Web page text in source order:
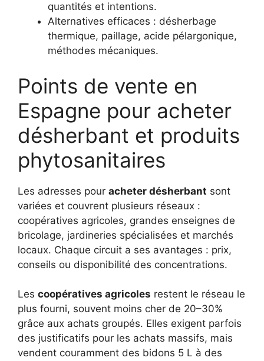
quantités et intentions.
Alternatives efficaces : désherbage
thermique, paillage, acide pélargonique,
méthodes mécaniques.
Points de vente en
Espagne pour acheter
désherbant et produits
phytosanitaires
Les adresses pour acheter désherbant sont
variées et couvrent plusieurs réseaux :
coopératives agricoles, grandes enseignes de
bricolage, jardineries spécialisées et marchés
locaux. Chaque circuit a ses avantages : prix,
conseils ou disponibilité des concentrations.
Les coopératives agricoles restent le réseau le
plus fourni, souvent moins cher de 20–30%
grâce aux achats groupés. Elles exigent parfois
des justificatifs pour les achats massifs, mais
vendent couramment des bidons 5 L à des